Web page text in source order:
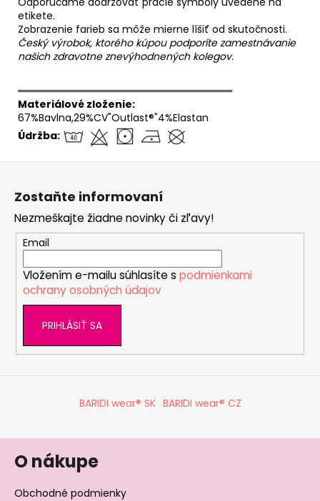
etikete.
Zobrazenie farieb sa môže mierne líšiť od skutočnosti.
Český výrobok, ktorého kúpou podporíte zamestnávanie
našich zdravotne znevýhodnených kolegov.
══════════════════════════════
Materiálové zloženie:
67%Bavlna,29%CV"Outlast®"4%Elastan
Údržba:
Zostaňte informovaní
Nezmeškajte žiadne novinky či zľavy!
Email
Vložením e-mailu súhlasíte s podmienkami
ochrany osobných údajov
PRIHLÁSIŤ SA
BARIDI wear® SK BARIDI wear® CZ
O nákupe
Obchodné podmienky